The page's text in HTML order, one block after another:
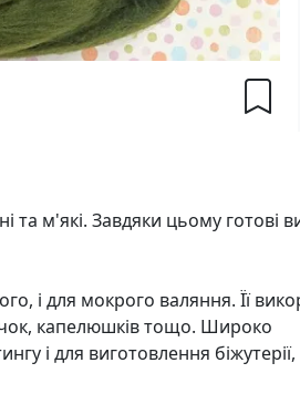
та м'які. Завдяки цьому готові
і для мокрого валяння. Її
капелюшків тощо. Широко
і для виготовлення